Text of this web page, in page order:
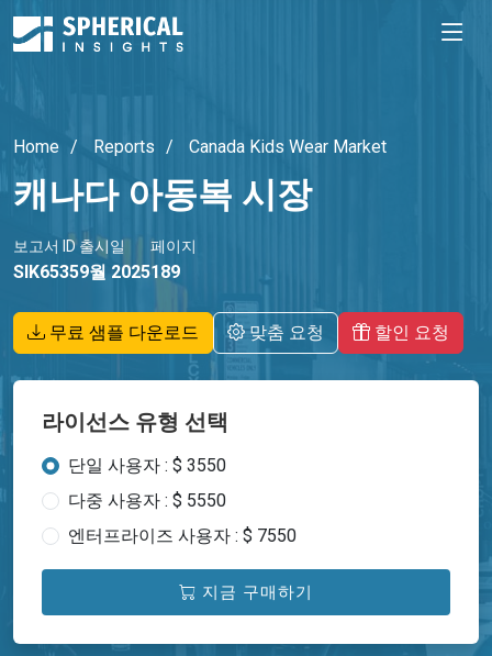
Home Reports Canada Kids Wear Market
캐나다 아동복 시장
보고서 ID
SIK6535
출시일
9월 2025
페이지
189
무료 샘플 다운로드 맞춤 요청 할인 요청
라이선스 유형 선택
단일 사용자 : $ 3550
다중 사용자 : $ 5550
엔터프라이즈 사용자 : $ 7550
지금 구매하기